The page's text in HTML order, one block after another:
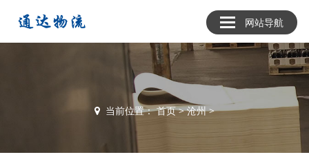
网站导航
当前位置：首页>沧州>